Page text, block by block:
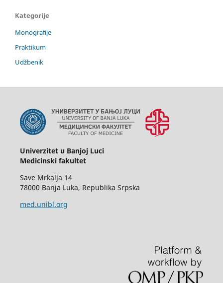
Kategorije
Monografije
Praktikum
Udžbenik
Univerzitet u Banjoj Luci
Medicinski fakultet
Save Mrkalja 14
78000 Banja Luka, Republika Srpska
med.unibl.org